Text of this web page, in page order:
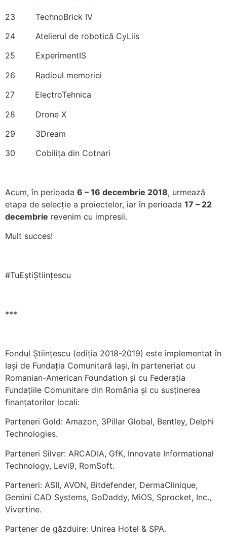
23 TechnoBrick IV
24 Atelierul de robotică CyLiis
25 ExperimentIS
26 Radioul memoriei
27 ElectroTehnica
28 Drone X
29 3Dream
30 Cobilița din Cotnari
Acum, în perioada 6 – 16 decembrie 2018, urmează
etapa de selecție a proiectelor, iar în perioada 17 – 22
decembrie revenim cu impresii.
Mult succes!
#TuEștiȘtiințescu
***
Fondul Științescu (ediția 2018-2019) este implementat în
Iași de Fundația Comunitară Iași, în parteneriat cu
Romanian-American Foundation și cu Federația
Fundațiile Comunitare din România și cu susținerea
finanțatorilor locali:
Parteneri Gold: Amazon, 3Pillar Global, Bentley, Delphi
Technologies.
Parteneri Silver: ARCADIA, GfK, Innovate Informational
Technology, Levi9, RomSoft.
Parteneri: ASII, AVON, Bitdefender, DermaClinique,
Gemini CAD Systems, GoDaddy, MiOS, Sprocket, Inc.,
Vivertine.
Partener de găzduire: Unirea Hotel & SPA.